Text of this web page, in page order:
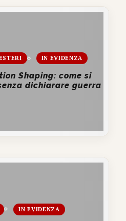
IN EVIDENZA
Shaping: come si
dichiarare guerra
IN EVIDENZA